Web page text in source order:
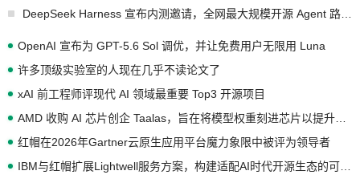
OpenAI 宣布为 GPT-5.6 Sol 调优，并让免费用户无限用 Luna
许多顶级实验室的人现在几乎不读论文了
xAI 前工程师评现代 AI 领域最重要 Top3 开源项目
红帽在2026年Gartner云原生应用平台魔力象限中被评为领导者